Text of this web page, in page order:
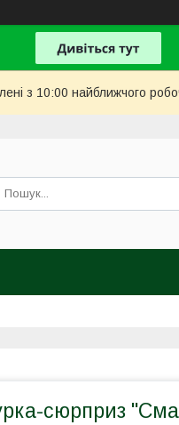
з 10:00 найближчого
сюрприз